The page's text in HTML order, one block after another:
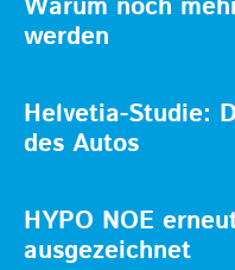
werden
Helvetia-Studie:
des Autos
HYPO NOE
ausgezeichnet